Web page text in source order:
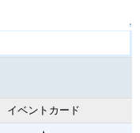
↑
イベントカード